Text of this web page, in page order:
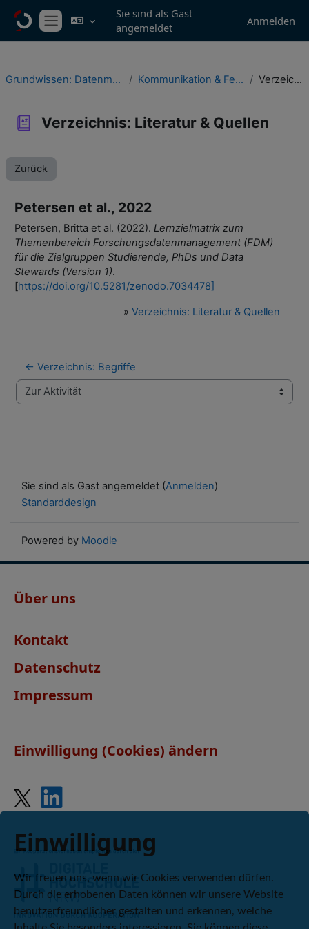
Website-Übersicht
Sie sind als Gast
angemeldet
Anmelden
Grundwissen: Datenmanagement in Studium & wissenschaftlicher Praxis Kommunikation & Feedback, Verzeichnisse & Informationsressourcen Verzeichnis: Literatur & Quellen
Verzeichnis: Literatur & Quellen
Zurück
Petersen et al., 2022
Petersen, Britta et al. (2022). Lernzielmatrix zum
Themenbereich Forschungsdatenmanagement (FDM)
für die Zielgruppen Studierende, PhDs und Data
Stewards (Version 1).
[https://doi.org/10.5281/zenodo.7034478]
» Verzeichnis: Literatur & Quellen
← Verzeichnis: Begriffe
Zur Aktivität
Sie sind als Gast angemeldet (Anmelden)
Standarddesign
Powered by Moodle
Über uns
Kontakt
Datenschutz
Impressum
Einwilligung (Cookies) ändern
Einwilligung
Wir freuen uns, wenn wir Cookies verwenden dürfen.
Durch die erhobenen Daten können wir unsere Website
benutzerfreundlicher gestalten und erkennen, welche